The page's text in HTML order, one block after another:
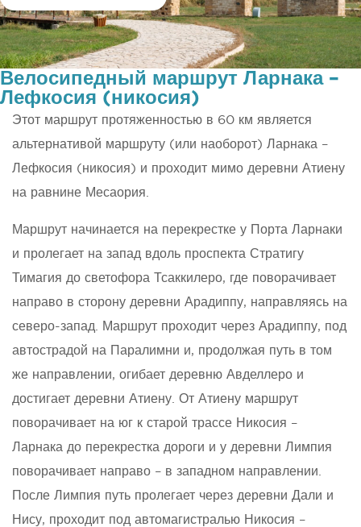
Велосипедный маршрут Ларнака –
Лефкосия (никосия)
Этот маршрут протяженностью в 60 км является
альтернативой маршруту (или наоборот) Ларнака –
Лефкосия (никосия) и проходит мимо деревни Атиену
на равнине Месаория.
Маршрут начинается на перекрестке у Порта Ларнаки
и пролегает на запад вдоль проспекта Стратигу
Тимагия до светофора Тсаккилеро, где поворачивает
направо в сторону деревни Арадиппу, направляясь на
северо-запад. Маршрут проходит через Арадиппу, под
автострадой на Паралимни и, продолжая путь в том
же направлении, огибает деревню Авделлеро и
достигает деревни Атиену. От Атиену маршрут
поворачивает на юг к старой трассе Никосия –
Ларнака до перекрестка дороги и у деревни Лимпия
поворачивает направо – в западном направлении.
После Лимпия путь пролегает через деревни Дали и
Нису, проходит под автомагистралью Никосия –